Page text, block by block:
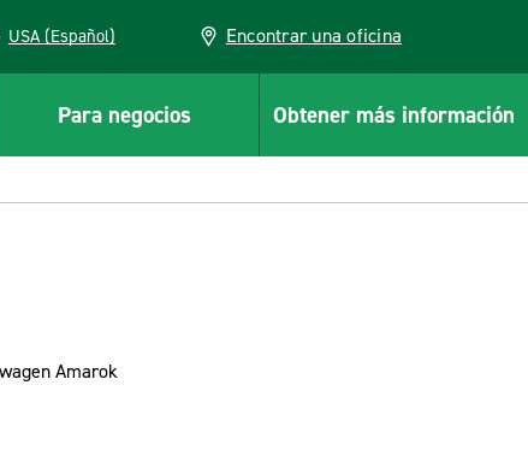
USA (Español) Encontrar una oficina
Para negocios Obtener más información